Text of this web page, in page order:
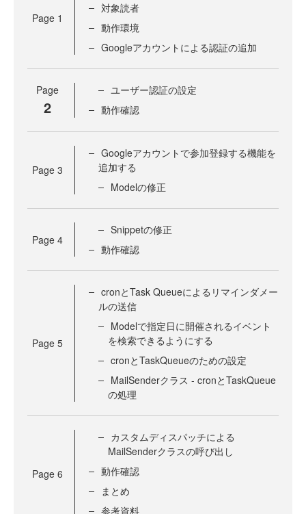
Page 1
対象読者
動作環境
Googleアカウントによる認証の追加
Page
2
ユーザー認証の設定
動作確認
Page 3
Googleアカウントで参加登録する機能を
追加する
Modelの修正
Page 4
Snippetの修正
動作確認
Page 5
cronとTask Queueによるリマインダメー
ルの送信
Modelで指定日に開催されるイベント
を検索できるようにする
cronとTaskQueueのための設定
MailSenderクラス - cronとTaskQueue
の処理
Page 6
カスタムディスパッチによる
MailSenderクラスの呼び出し
動作確認
まとめ
参考資料